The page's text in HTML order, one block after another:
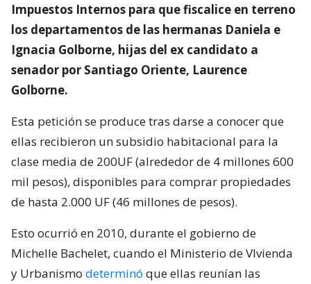
Impuestos Internos para que fiscalice en terreno
los departamentos de las hermanas Daniela e
Ignacia Golborne, hijas del ex candidato a
senador por Santiago Oriente, Laurence
Golborne.
Esta petición se produce tras darse a conocer que
ellas recibieron un subsidio habitacional para la
clase media de 200UF (alrededor de 4 millones 600
mil pesos), disponibles para comprar propiedades
de hasta 2.000 UF (46 millones de pesos).
Esto ocurrió en 2010, durante el gobierno de
Michelle Bachelet, cuando el Ministerio de VIvienda
y Urbanismo determinó que ellas reunían las